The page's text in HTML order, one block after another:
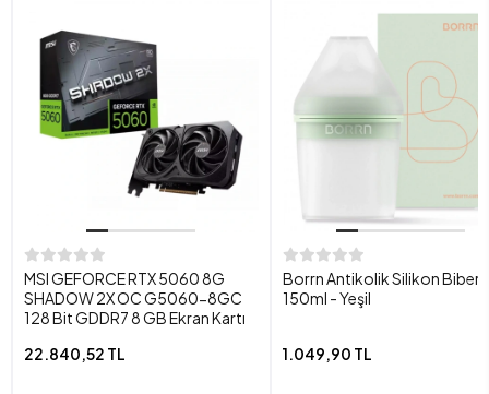
MSI GEFORCE RTX 5060 8G
SHADOW 2X OC G5060-8GC
128 Bit GDDR7 8 GB Ekran Kartı
22.840,52 TL
Borrn Antikolik Silikon
150ml - Yeşil
1.049,90 TL